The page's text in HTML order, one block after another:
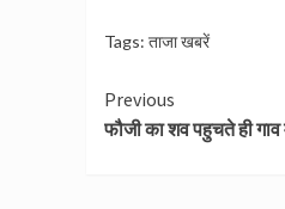
Tags: ताजा खबरें
Continue
Reading
Previous
फौजी का शव पहुचते ही गाव